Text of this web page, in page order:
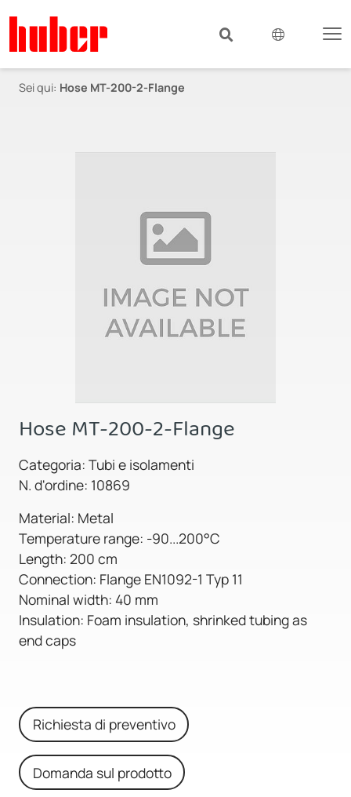
Sei qui: Hose MT-200-2-Flange
Hose MT-200-2-Flange
Categoria: Tubi e isolamenti
N. d'ordine: 10869
Material: Metal
Temperature range: -90...200°C
Length: 200 cm
Connection: Flange EN1092-1 Typ 11
Nominal width: 40 mm
Insulation: Foam insulation, shrinked tubing as
end caps
Richiesta di preventivo
Domanda sul prodotto